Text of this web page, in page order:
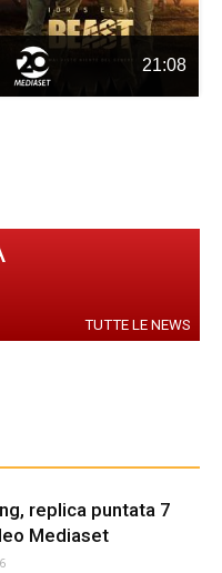
21:08
TUTTE LE NEWS
replica puntata 7
Mediaset